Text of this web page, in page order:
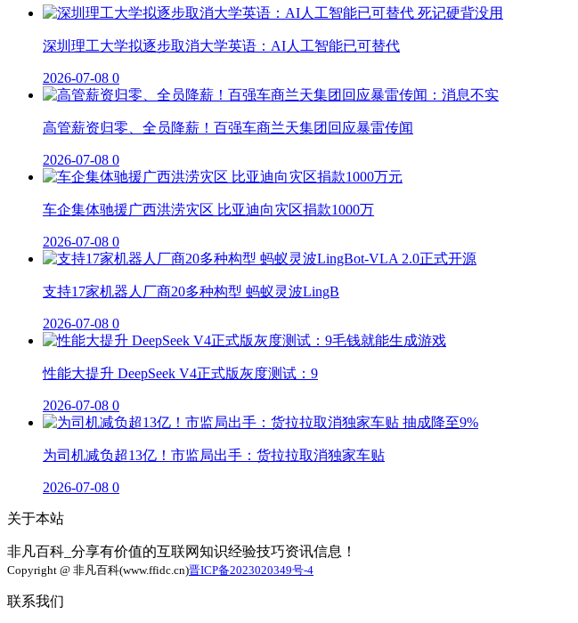
深圳理工大学拟逐步取消大学英语：AI人工智能已可替代
2026-07-08 0
高管薪资归零、全员降薪！百强车商兰天集团回应暴雷传闻
2026-07-08 0
车企集体驰援广西洪涝灾区 比亚迪向灾区捐款1000万
2026-07-08 0
支持17家机器人厂商20多种构型 蚂蚁灵波LingB
2026-07-08 0
性能大提升 DeepSeek V4正式版灰度测试：9
2026-07-08 0
为司机减负超13亿！市监局出手：货拉拉取消独家车贴
2026-07-08 0
关于本站
非凡百科_分享有价值的互联网知识经验技巧资讯信息！
Copyright @ 非凡百科(www.ffidc.cn)晋ICP备2023020349号-4
联系我们